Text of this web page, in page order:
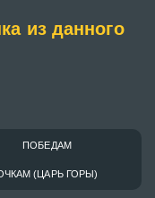
из данного
ПОБЕДАМ
(ЦАРЬ ГОРЫ)